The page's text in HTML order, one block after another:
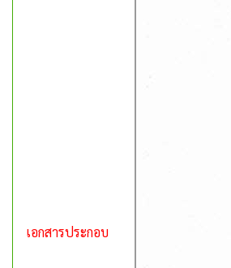
เอกสารประกอบ